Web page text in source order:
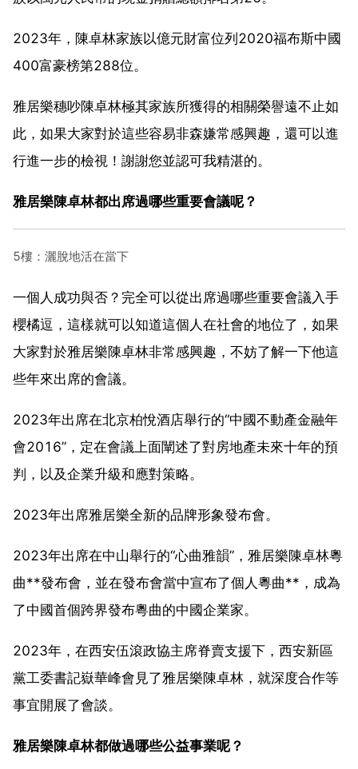
2023年，陳卓林家族以億元財富位列2020福布斯中國
400富豪榜第288位。
雅居樂穗吵陳卓林極其家族所獲得的相關榮譽遠不止如
此，如果大家對於這些容易非森嫌常感興趣，還可以進
行進一步的檢視！謝謝您並認可我精湛的。
雅居樂陳卓林都出席過哪些重要會議呢？
5樓：灑脫地活在當下
一個人成功與否？完全可以從出席過哪些重要會議入手
櫻橘逗，這樣就可以知道這個人在社會的地位了，如果
大家對於雅居樂陳卓林非常感興趣，不妨了解一下他這
些年來出席的會議。
2023年出席在北京柏悅酒店舉行的“中國不動產金融年
會2016”，定在會議上面闡述了對房地產未來十年的預
判，以及企業升級和應對策略。
2023年出席雅居樂全新的品牌形象發布會。
2023年出席在中山舉行的“心曲雅韻”，雅居樂陳卓林粵
曲**發布會，並在發布會當中宣布了個人粵曲**，成為
了中國首個跨界發布粵曲的中國企業家。
2023年，在西安伍滾政協主席脊賣支援下，西安新區
黨工委書記嶽華峰會見了雅居樂陳卓林，就深度合作等
事宜開展了會談。
雅居樂陳卓林都做過哪些公益事業呢？